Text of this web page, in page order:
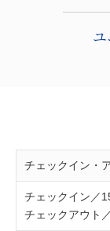
チェックイン・
チェックイ
チェックアウト